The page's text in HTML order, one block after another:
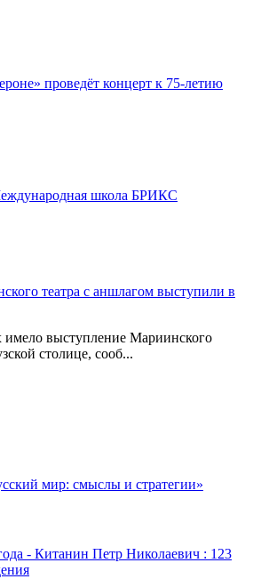
проведёт концерт к 75-летию
школа БРИКС
театра с аншлагом выступили в
выступление Мариинского
столице, сооб...
мир: смыслы и стратегии»
- Китанин Петр Николаевич : 123